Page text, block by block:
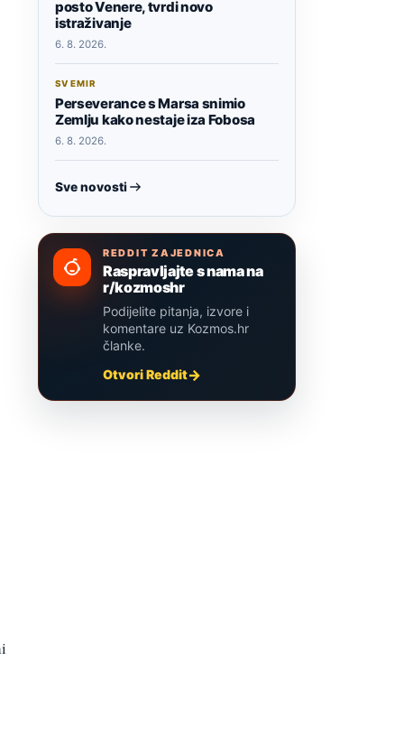
posto Venere, tvrdi novo
istraživanje
6. 8. 2026.
SVEMIR
Perseverance s Marsa snimio
Zemlju kako nestaje iza Fobosa
6. 8. 2026.
Sve novosti
REDDIT ZAJEDNICA
Raspravljajte s nama na
r/kozmoshr
Podijelite pitanja, izvore i
komentare uz Kozmos.hr
članke.
Otvori Reddit